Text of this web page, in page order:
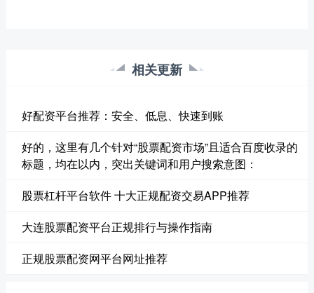
相关更新
好配资平台推荐：安全、低息、快速到账
好的，这里有几个针对“股票配资市场”且适合百度收录的
标题，均在以内，突出关键词和用户搜索意图：
股票杠杆平台软件 十大正规配资交易APP推荐
大连股票配资平台正规排行与操作指南
正规股票配资网平台网址推荐